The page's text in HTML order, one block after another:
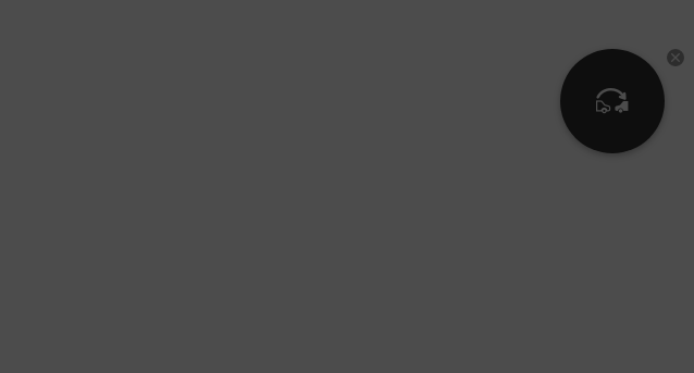
Выгодный
трейд-ин